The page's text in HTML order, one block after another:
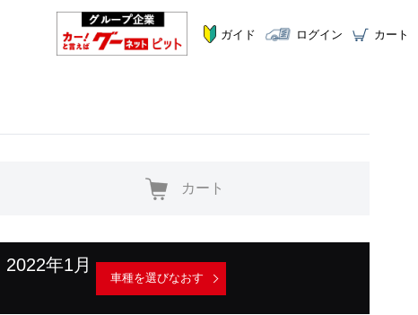
ガイド ログイン カート
カート
2022年1月
車種を選びなおす